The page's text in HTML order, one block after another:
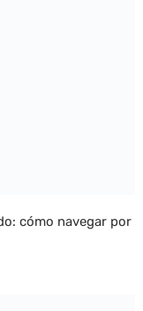
cómo navegar por